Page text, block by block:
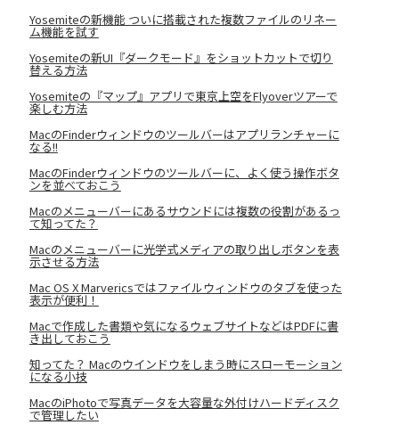
Yosemiteの新機能 ついに搭載された複数ファイルのリネー
ム機能を試す
Yosemiteの新UI『ダークモード』をショットカットで切り
替える方法
Yosemiteの『マップ』アプリで東京上空をFlyoverツアーで
楽しむ方法
MacのFinderウィンドウのツールバーはアプリランチャーに
なる!!
MacのFinderウィンドウのツールバーに、よく使う操作ボタ
ンを並べておこう
Macのメニューバーにあるサウンドには複数の役割があるっ
て知ってた？
Macのメニューバーに光学式メディアの取り出しボタンを表
示させる方法
Mac OS X Marvericsではファイルウィンドウのタブを使った
表示が便利！
Macで作成した書類や気になるウェブサイトなどはPDFに書
き出しておこう
知ってた？ Macのウインドウをしまう時にスローモーション
になる小技
MacのiPhotoで写真データを大容量な外付けハードディスク
で管理したい